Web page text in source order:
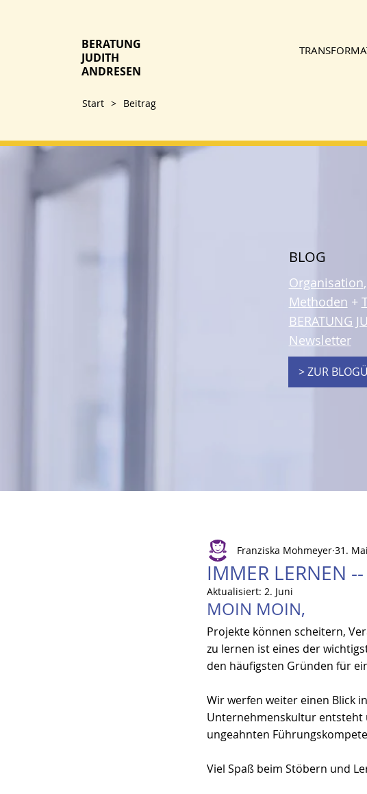
BERATUNG
JUDITH
ANDRESEN
Start > Beitrag
BLOG
Organisation,
Methoden +
BERATUNG
Newsletter
> ZUR
IMMER LERNEN
Franziska Mohmeyer 31.
Aktualisiert: 2. Juni
MOIN MOIN,
Projekte können scheitern,
zu lernen ist eines der
den häufigsten Gründen für
Wir werfen weiter einen Blick
Unternehmenskultur entsteht
ungeahnten
Viel Spaß beim Stöbern und